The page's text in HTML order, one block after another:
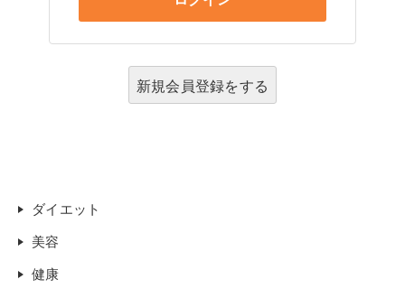
新規会員登録をする
ダイエット
美容
健康